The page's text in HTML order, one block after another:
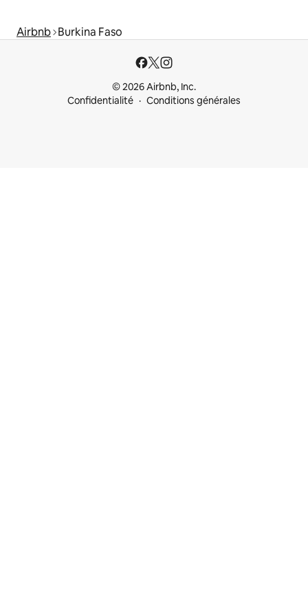
Airbnb Burkina Faso
© 2026 Airbnb, Inc.
Confidentialité
Conditions générales